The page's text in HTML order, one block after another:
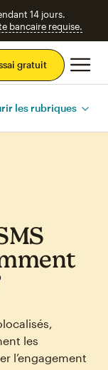
14 jours.
bancaire requise.
gratuit
les rubriques
les
l’engagement